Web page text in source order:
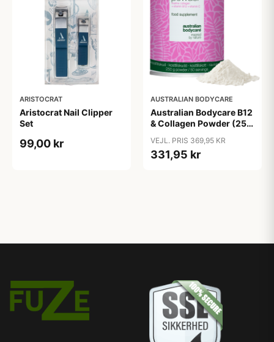
ARISTOCRAT
Aristocrat Nail Clipper
Set
99,00 kr
AUSTRALIAN BODYCARE
Australian Bodycare B12
& Collagen Powder (250
VEJL. PRIS 369,95 KR
331,95 kr